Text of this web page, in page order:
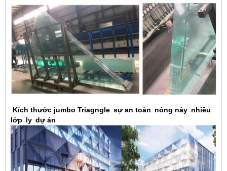
Kích thước jumbo Triagngle sự an toàn nóng nảy nhiều
lớp ly dự án